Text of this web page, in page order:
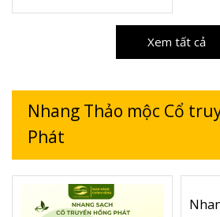
Xem tất cả
Nhang Thảo mộc Cổ
Phát